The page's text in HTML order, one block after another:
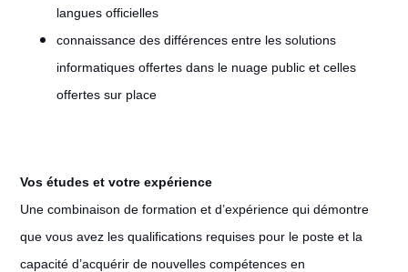
langues officielles
connaissance des différences entre les solutions
informatiques offertes dans le nuage public et celles
offertes sur place
Vos études et votre expérience
Une combinaison de formation et d’expérience qui démontre
que vous avez les qualifications requises pour le poste et la
capacité d’acquérir de nouvelles compétences en